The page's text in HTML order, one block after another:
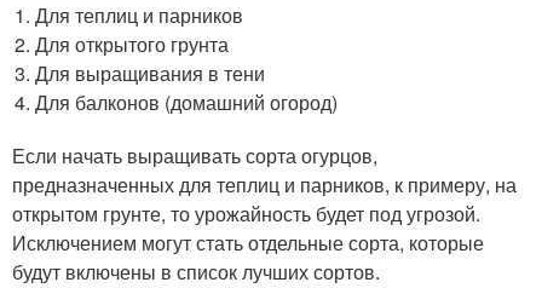
Для теплиц и парников
Для открытого грунта
Для выращивания в тени
Для балконов (домашний огород)
Если начать выращивать сорта огурцов,
предназначенных для теплиц и парников, к примеру, на
открытом грунте, то урожайность будет под угрозой.
Исключением могут стать отдельные сорта, которые
будут включены в список лучших сортов.